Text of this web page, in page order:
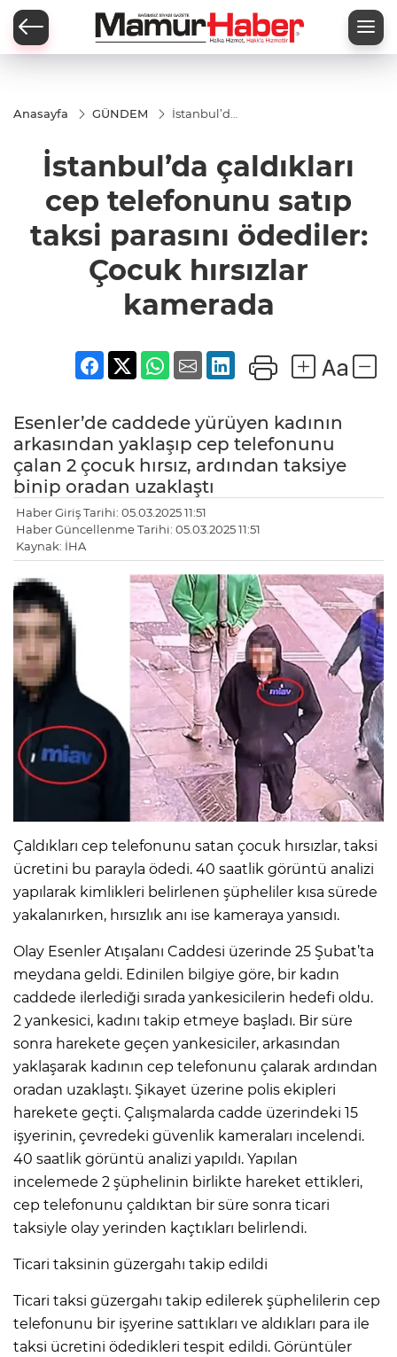
Anasayfa GÜNDEM
İstanbul’da
telefonunu
satıp taksi
ödediler:
Çocuk
hırsızlar
kamerada
İstanbul’da çaldıkları
cep telefonunu satıp
taksi parasını ödediler:
Çocuk hırsızlar
kamerada
Esenler’de caddede yürüyen kadının
arkasından yaklaşıp cep telefonunu
çalan 2 çocuk hırsız, ardından taksiye
binip oradan uzaklaştı
Haber Giriş Tarihi: 05.03.2025 11:51
Haber Güncellenme Tarihi: 05.03.2025 11:51
Kaynak: İHA
Çaldıkları cep telefonunu satan çocuk hırsızlar, taksi
ücretini bu parayla ödedi. 40 saatlik görüntü analizi
yapılarak kimlikleri belirlenen şüpheliler kısa sürede
yakalanırken, hırsızlık anı ise kameraya yansıdı.
Olay Esenler Atışalanı Caddesi üzerinde 25 Şubat’ta
meydana geldi. Edinilen bilgiye göre, bir kadın
caddede ilerlediği sırada yankesicilerin hedefi oldu.
2 yankesici, kadını takip etmeye başladı. Bir süre
sonra harekete geçen yankesiciler, arkasından
yaklaşarak kadının cep telefonunu çalarak ardından
oradan uzaklaştı. Şikayet üzerine polis ekipleri
harekete geçti. Çalışmalarda cadde üzerindeki 15
işyerinin, çevredeki güvenlik kameraları incelendi.
40 saatlik görüntü analizi yapıldı. Yapılan
incelemede 2 şüphelinin birlikte hareket ettikleri,
cep telefonunu çaldıktan bir süre sonra ticari
taksiyle olay yerinden kaçtıkları belirlendi.
Ticari taksinin güzergahı takip edildi
Ticari taksi güzergahı takip edilerek şüphelilerin cep
telefonunu bir işyerine sattıkları ve aldıkları para ile
taksi ücretini ödedikleri tespit edildi. Görüntüler